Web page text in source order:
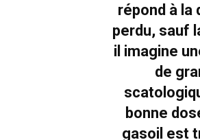
répond à la
perdu, sauf
il imagine
de
bonne
gasoil est